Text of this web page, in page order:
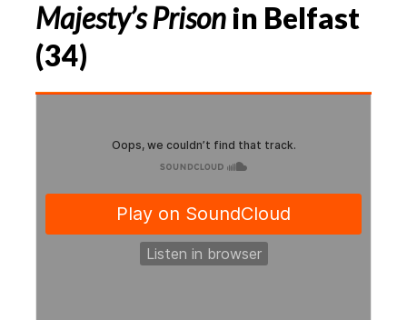
Majesty’s Prison in Belfast
(34)